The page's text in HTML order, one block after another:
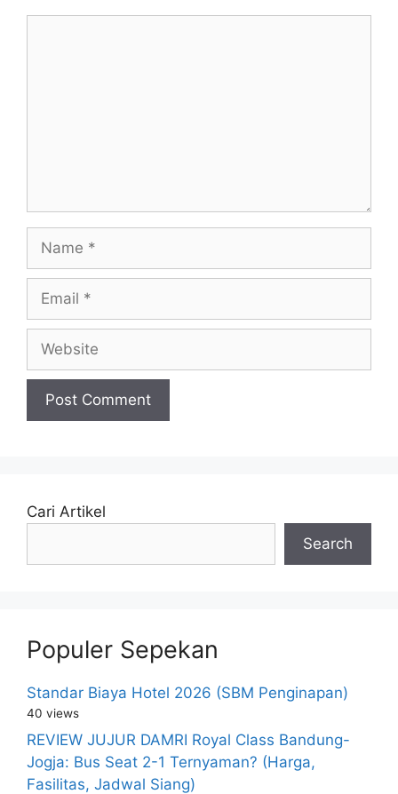
Cari Artikel
Search
Populer Sepekan
Standar Biaya Hotel 2026 (SBM Penginapan)
40 views
REVIEW JUJUR DAMRI Royal Class Bandung-
Jogja: Bus Seat 2-1 Ternyaman? (Harga,
Fasilitas, Jadwal Siang)